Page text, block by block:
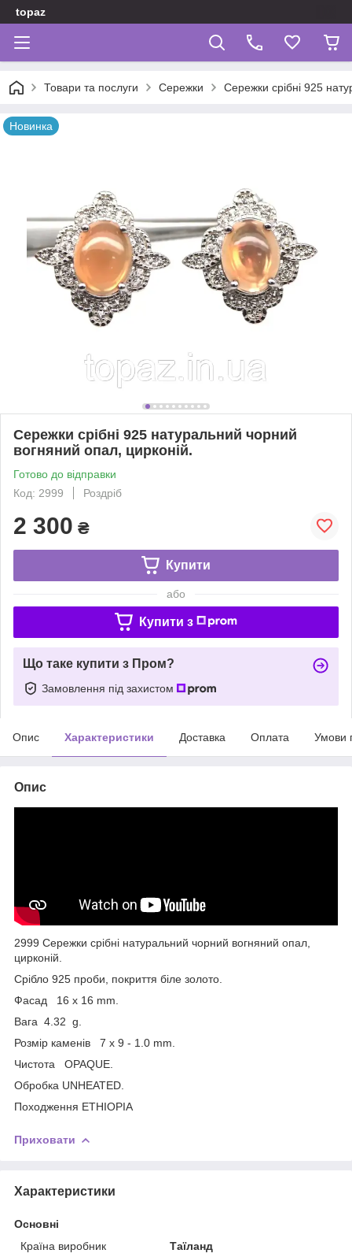
topaz
Товари та послуги Сережки Сережки срібні 925
Новинка
Сережки срібні 925 натуральний чорний
вогняний опал, цирконій.
Готово до відправки
Код: 2999
Роздріб
2 300 ₴
Купити
або
Купити з
Що таке купити з Пром?
Замовлення під захистом
Опис Характеристики Доставка Оплата Умови
Опис
2999 Сережки срібні натуральний чорний вогняний опал,
цирконій.
Срібло 925 проби, покриття біле золото.
Фасад 16 x 16 mm.
Вага 4.32 g.
Розмір каменів 7 x 9 - 1.0 mm.
Чистота OPAQUE.
Обробка UNHEATED.
Походження ETHIOPIA
Приховати
Характеристики
Основні
Країна виробник
Таїланд